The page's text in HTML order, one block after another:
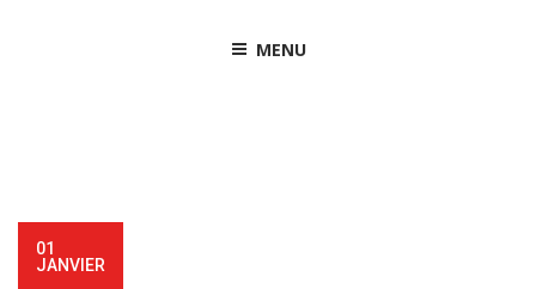
MENU
01
JANVIER